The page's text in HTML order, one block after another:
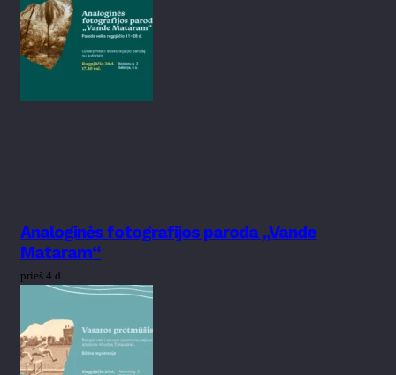
Analoginės fotografijos paroda „Vande
Mataram“
prieš 4 d.